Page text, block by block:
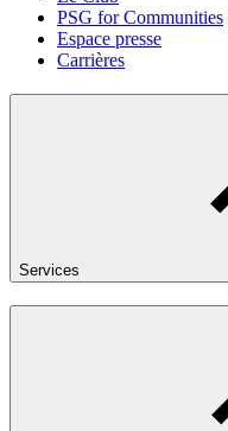
PSG for Communities
Espace presse
Carrières
Services